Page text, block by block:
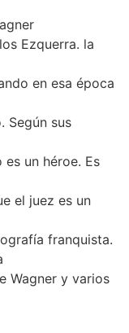
Ezquerra. la
en esa época
Según sus
un héroe. Es
el juez es un
franquista.
Wagner y varios